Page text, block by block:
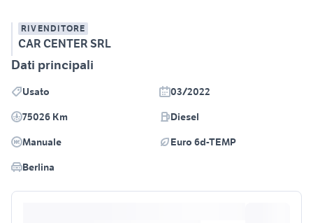
RIVENDITORE
CAR CENTER SRL
Dati principali
Usato
03/2022
75026 Km
Diesel
Manuale
Euro 6d-TEMP
Berlina